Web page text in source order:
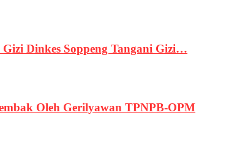
Dinkes Soppeng Tangani Gizi…
Oleh Gerilyawan TPNPB-OPM